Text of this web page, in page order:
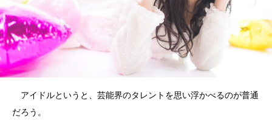
アイドルというと、芸能界のタレントを思い浮かべるのが普通
だろう。